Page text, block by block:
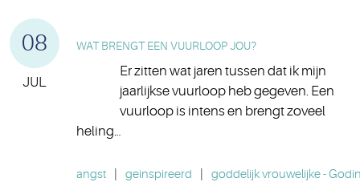
08
JUL
WAT BRENGT EEN VUURLOOP JOU?
Er zitten wat jaren tussen dat ik mijn
jaarlijkse vuurloop heb gegeven. Een
vuurloop is intens en brengt zoveel
heling…
angst geinspireerd
goddelijk vrouwelijke -